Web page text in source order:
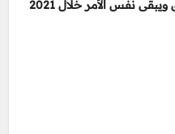
نفس ألأمر خلال 2021